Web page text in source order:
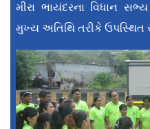
મીરા ભાયંદરના વિધાન
મુખ્ય અતિથિ તરીકે ઉપસ્થિત